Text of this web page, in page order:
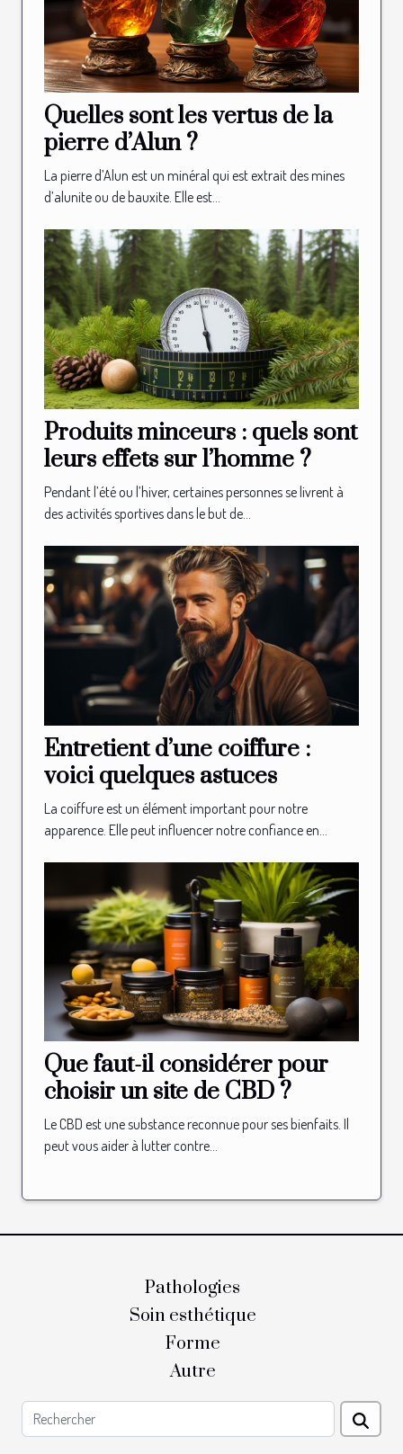
Quelles sont les vertus de la
pierre d’Alun ?
La pierre d’Alun est un minéral qui est extrait des mines
d’alunite ou de bauxite. Elle est...
Produits minceurs : quels sont
leurs effets sur l’homme ?
Pendant l’été ou l’hiver, certaines personnes se livrent à
des activités sportives dans le but de...
Entretient d’une coiffure :
voici quelques astuces
La coiffure est un élément important pour notre
apparence. Elle peut influencer notre confiance en...
Que faut-il considérer pour
choisir un site de CBD ?
Le CBD est une substance reconnue pour ses bienfaits. Il
peut vous aider à lutter contre...
Pathologies
Soin esthétique
Forme
Autre